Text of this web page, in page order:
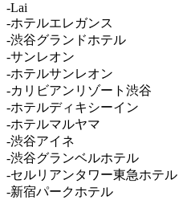
-Lai
-ホテルエレガンス
-渋谷グランドホテル
-サンレオン
-ホテルサンレオン
-カリビアンリゾート渋谷
-ホテルディキシーイン
-ホテルマルヤマ
-渋谷アイネ
-渋谷グランベルホテル
-セルリアンタワー東急ホテル
-新宿パークホテル